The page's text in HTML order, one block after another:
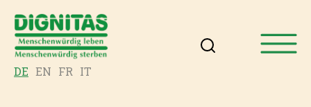
DE EN FR IT